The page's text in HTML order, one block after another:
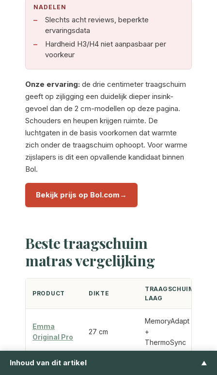
NADELEN
Slechts acht reviews, beperkte
ervaringsdata
Hardheid H3/H4 niet aanpasbaar per
voorkeur
Onze ervaring: de drie centimeter traagschuim
geeft op zijligging een duidelijk dieper insink-
gevoel dan de 2 cm-modellen op deze pagina.
Schouders en heupen krijgen ruimte. De
luchtgaten in de basis voorkomen dat warmte
zich onder de traagschuim ophoopt. Voor warme
zijslapers is dit een opvallende kandidaat binnen
Bol.
Bekijk prijs op Bol.com
Beste traagschuim
matras vergelijking
PRODUCT DIKTE
TRAAGSCHUIM-
LAAG
Emma
Original Pro
27 cm
MemoryAdapt
+
ThermoSync
Emma
Inhoud van dit artikel ▲